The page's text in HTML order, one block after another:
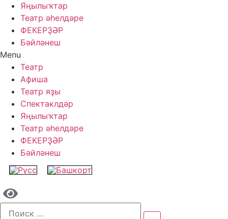
Яңылыҡтар
Театр әһелдәре
ФЕКЕРҘӘР
Бәйләнеш
Menu
Театр
Афиша
Театр яҙы
Спектаклдәр
Яңылыҡтар
Театр әһелдәре
ФЕКЕРҘӘР
Бәйләнеш